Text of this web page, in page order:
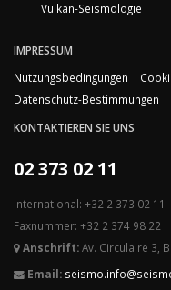
Vulkan-Seismologie
IMPRESSUM
Nutzungsbedingungen
Datenschutz-Bestimmungen
KONTAKTIEREN SIE UNS
02 373 02 11
International: +32 2 373 02 11
Faxnummer: +32 2 374 98 22
Anschrift:Av. Circulaire 3,
Email: